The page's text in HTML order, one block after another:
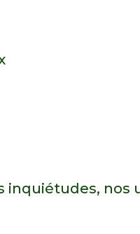
inquiétudes, nos